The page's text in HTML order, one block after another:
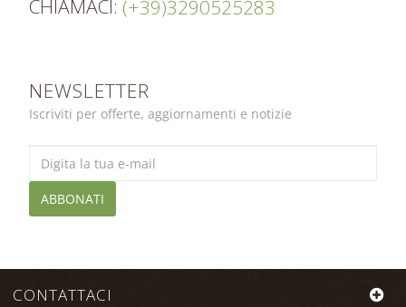
CHIAMACI: (+39)3290525283
NEWSLETTER
Iscriviti per offerte, aggiornamenti e notizie
ABBONATI
CONTATTACI